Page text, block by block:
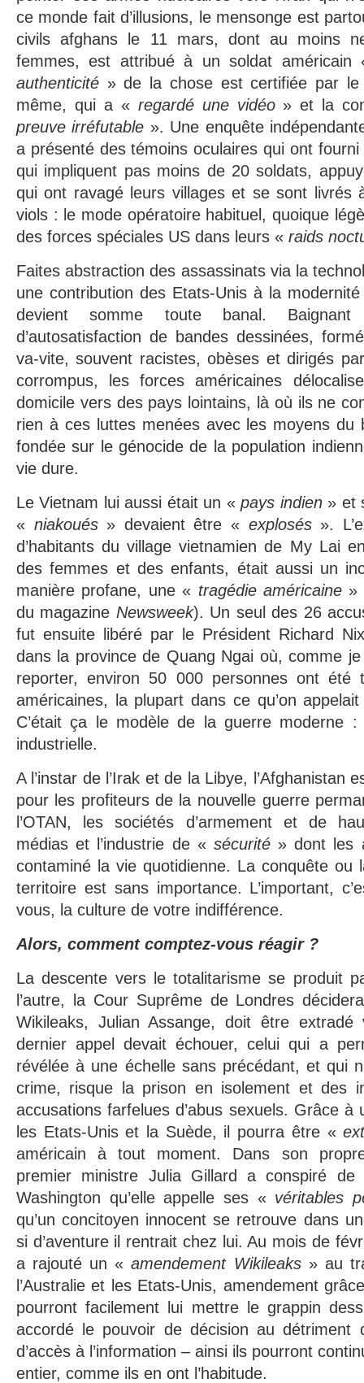
ce monde fait d’illusions, le mensonge est
civils afghans le 11 mars, dont au moins
femmes, est attribué à un soldat
authenticité » de la chose est certifiée par le
même, qui a « regardé une vidéo » et la
preuve irréfutable ». Une enquête
a présenté des témoins oculaires qui ont
qui impliquent pas moins de 20 soldats,
qui ont ravagé leurs villages et se sont livrés
viols : le mode opératoire habituel, quoique
des forces spéciales US dans leurs « raids
Faites abstraction des assassinats via la
une contribution des Etats-Unis à la
devient somme toute banal.
d’autosatisfaction de bandes dessinées,
va-vite, souvent racistes, obèses et dirigés
corrompus, les forces américaines
domicile vers des pays lointains, là où ils ne
rien à ces luttes menées avec les moyens du
fondée sur le génocide de la population
vie dure.
Le Vietnam lui aussi était un «pays indien» et
« niakoués » devaient être « explosés ».
d’habitants du village vietnamien de My Lai
des femmes et des enfants, était aussi un
manière profane, une « tragédie américaine »
du magazine Newsweek). Un seul des 26
fut ensuite libéré par le Président Richard
dans la province de Quang Ngai où, comme
reporter, environ 50 000 personnes ont été
américaines, la plupart dans ce qu’on
C’était ça le modèle de la guerre moderne :
industrielle.
A l’instar de l’Irak et de la Libye, l’Afghanistan
pour les profiteurs de la nouvelle guerre
l’OTAN, les sociétés d’armement et de
médias et l’industrie de « sécurité » dont les
contaminé la vie quotidienne. La conquête
territoire est sans importance. L’important,
vous, la culture de votre indifférence.
Alors, comment comptez-vous réagir ?
La descente vers le totalitarisme se produit
l’autre, la Cour Suprême de Londres
Wikileaks, Julian Assange, doit être
dernier appel devait échouer, celui qui a
révélée à une échelle sans précédant, et qui
crime, risque la prison en isolement et des
accusations farfelues d’abus sexuels. Grâce
les Etats-Unis et la Suède, il pourra être «
américain à tout moment. Dans son
premier ministre Julia Gillard a conspiré
Washington qu’elle appelle ses « véritables
qu’un concitoyen innocent se retrouve dans
si d’aventure il rentrait chez lui. Au mois de
a rajouté un « amendement Wikileaks» au
l’Australie et les Etats-Unis, amendement
pourront facilement lui mettre le grappin
accordé le pouvoir de décision au
d’accès à l’information – ainsi ils pourront
entier, comme ils en ont l’habitude.